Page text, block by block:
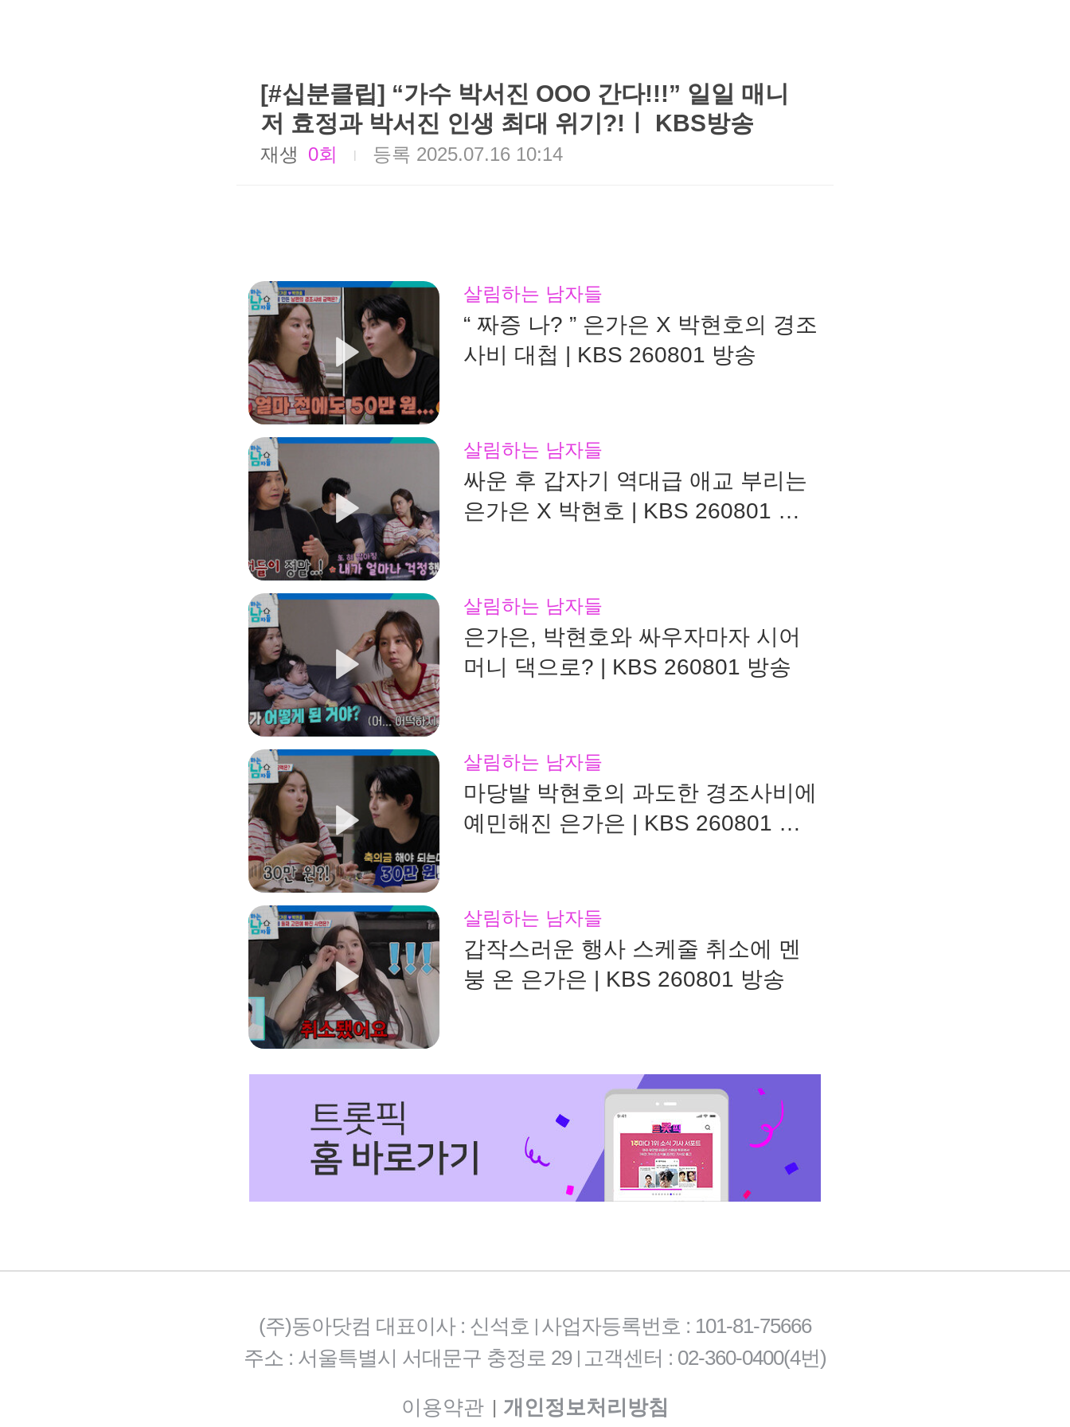
[#십분클립] “가수 박서진 OOO 간다!!!” 일일 매니
저 효정과 박서진 인생 최대 위기?!ㅣ KBS방송
재생 0회 | 등록 2025.07.16 10:14
살림하는 남자들
“ 짜증 나? ” 은가은 X 박현호의 경조
사비 대첩 | KBS 260801 방송
살림하는 남자들
싸운 후 갑자기 역대급 애교 부리는
은가은 X 박현호 | KBS 260801 방
살림하는 남자들
은가은, 박현호와 싸우자마자 시어
머니 댁으로? | KBS 260801 방송
살림하는 남자들
마당발 박현호의 과도한 경조사비에
예민해진 은가은 | KBS 260801 방
살림하는 남자들
갑작스러운 행사 스케줄 취소에 멘
붕 온 은가은 | KBS 260801 방송
(주)동아닷컴 대표이사 : 신석호 | 사업자등록번호 : 101-81-75666
주소 : 서울특별시 서대문구 충정로 29 | 고객센터 : 02-360-0400(4번)
이용약관 | 개인정보처리방침